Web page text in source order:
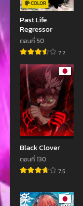
ตอนที่ 408
ธันวาคม 4, 2022
ตอนที่ 406
ธันวาคม 4, 2022
ตอนที่ 404
ธันวาคม 4, 2022
ตอนที่ 402
ธันวาคม 4, 2022
ตอนที่ 400
ธันวาคม 4, 2022
ตอนที่ 398
ธันวาคม 4, 2022
ตอนที่ 396
ธันวาคม 4, 2022
COLOR
Past Life
Regressor
ตอนที่ 50
7.2
Black Clover
ตอนที่ 130
7.5